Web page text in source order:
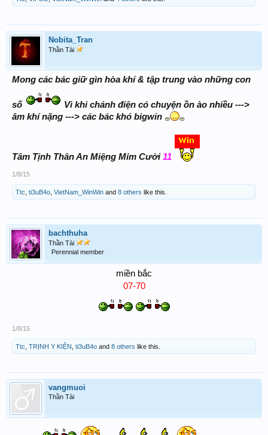
Nobita_Tran
Thần Tài
Mong các bác giữ gìn hòa khí & tập trung vào những con
số
Vì khi chánh điện có chuyện ồn ào nhiều --->
âm khí nặng ---> các bác khó bigwin
Tâm Tịnh Thân An Miệng Mỉm Cười11
1/8/15
Ttc ti3uB4o VietNam_WinWin and 8 others like this.
bachthuha
Thần Tài
Perennial member
miền bắc
07-70
1/8/15
Ttc TRỊNH Y KIỆN ti3uB4o and 8 others like this.
vangmuoi
Thần Tài